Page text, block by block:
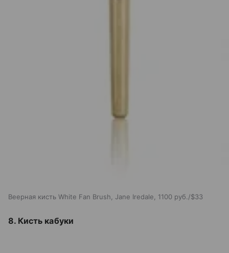
Веерная кисть White Fan Brush, Jane Iredale, 1100 руб./$33
8. Кисть кабуки